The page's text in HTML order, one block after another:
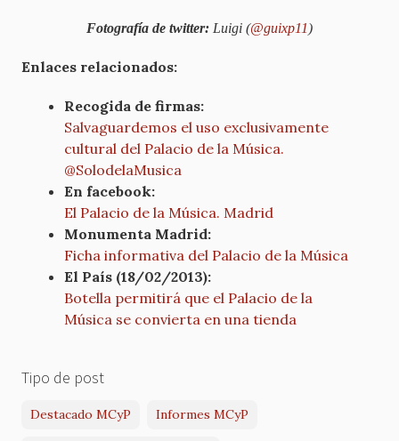
Fotografía de twitter: Luigi (@guixp11)
Enlaces relacionados:
Recogida de firmas:
Salvaguardemos el uso exclusivamente
cultural del Palacio de la Música.
@SolodelaMusica
En facebook:
El Palacio de la Música. Madrid
Monumenta Madrid:
Ficha informativa del Palacio de la Música
El País (18/02/2013):
Botella permitirá que el Palacio de la
Música se convierta en una tienda
Tipo de post
Destacado MCyP Informes MCyP